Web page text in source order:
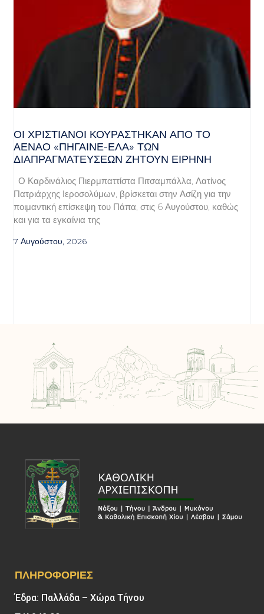
ΟΙ ΧΡΙΣΤΙΑΝΟΊ ΚΟΥΡΆΣΤΗΚΑΝ ΑΠΌ ΤΟ
ΑΈΝΑΟ «ΠΉΓΑΙΝΕ-ΈΛΑ» ΤΩΝ
ΔΙΑΠΡΑΓΜΑΤΕΎΣΕΩΝ ΖΗΤΟΎΝ ΕΙΡΉΝΗ
Ο Καρδινάλιος Πιερμπαττίστα Πιτσαμπάλλα, Λατίνος
Πατριάρχης Ιεροσολύμων, βρίσκεται στην Ασίζη για την
ποιμαντική επίσκεψη του Πάπα, στις 6 Αυγούστου, καθώς
και για τα εγκαίνια της
7 Αυγούστου, 2026
ΠΛΗΡΟΦΟΡΊΕΣ
Έδρα: Παλλάδα – Χώρα Τήνου